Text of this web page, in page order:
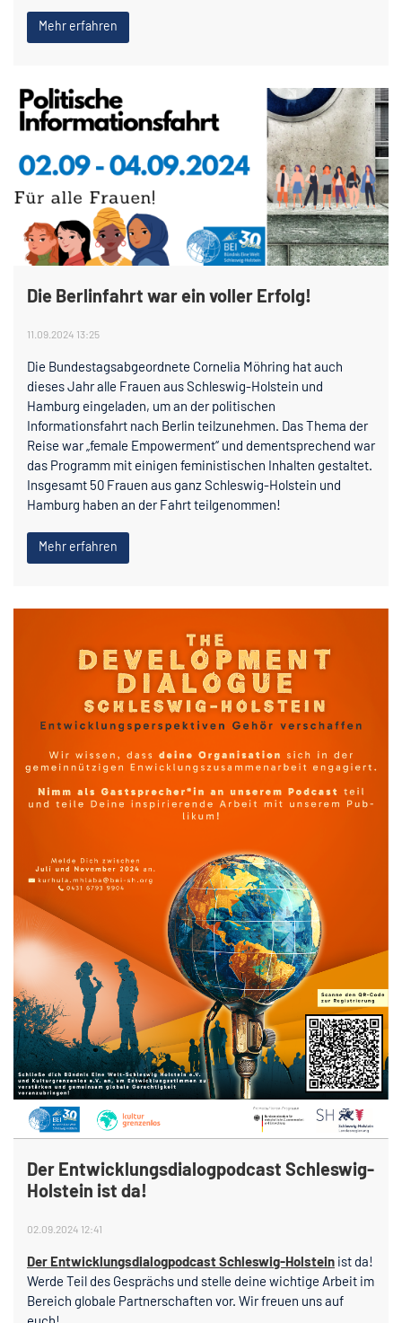
Mehr erfahren
Die Berlinfahrt war ein voller Erfolg!
11.09.2024 13:25
Die Bundestagsabgeordnete Cornelia Möhring hat auch
dieses Jahr alle Frauen aus Schleswig-Holstein und
Hamburg eingeladen, um an der politischen
Informationsfahrt nach Berlin teilzunehmen. Das Thema der
Reise war „female Empowerment“ und dementsprechend war
das Programm mit einigen feministischen Inhalten gestaltet.
Insgesamt 50 Frauen aus ganz Schleswig-Holstein und
Hamburg haben an der Fahrt teilgenommen!
Mehr erfahren
Der Entwicklungsdialogpodcast Schleswig-
Holstein ist da!
02.09.2024 12:41
Der Entwicklungsdialogpodcast Schleswig-Holstein ist da!
Werde Teil des Gesprächs und stelle deine wichtige Arbeit im
Bereich globale Partnerschaften vor. Wir freuen uns auf